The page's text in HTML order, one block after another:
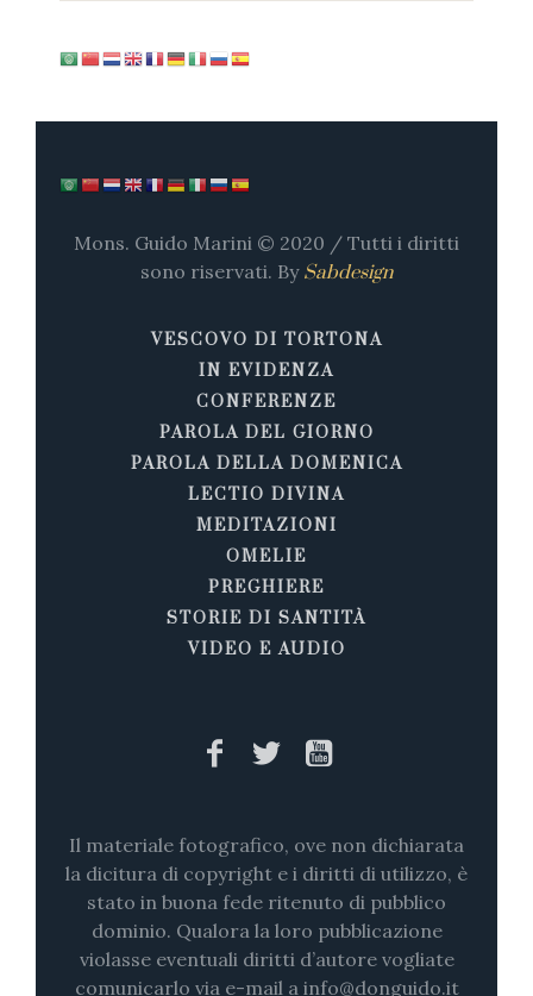
Mons. Guido Marini © 2020 / Tutti i diritti
sono riservati. By Sabdesign
VESCOVO DI TORTONA
IN EVIDENZA
CONFERENZE
PAROLA DEL GIORNO
PAROLA DELLA DOMENICA
LECTIO DIVINA
MEDITAZIONI
OMELIE
PREGHIERE
STORIE DI SANTITÀ
VIDEO E AUDIO
Il materiale fotografico, ove non dichiarata
la dicitura di copyright e i diritti di utilizzo, è
stato in buona fede ritenuto di pubblico
dominio. Qualora la loro pubblicazione
violasse eventuali diritti d’autore vogliate
comunicarlo via e-mail a info@donguido.it